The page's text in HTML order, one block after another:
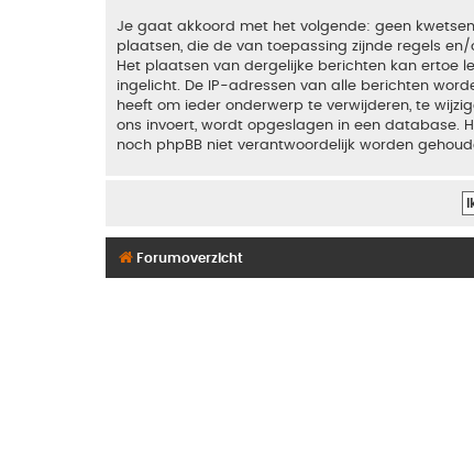
Je gaat akkoord met het volgende: geen
plaatsen, die de van toepassing zijnde regels en/
Het plaatsen van dergelijke berichten kan ertoe
ingelicht. De IP-adressen van alle berichten
heeft om ieder onderwerp te verwijderen, te
ons invoert, wordt opgeslagen in een database.
noch phpBB niet verantwoordelijk worden
Forumoverzicht